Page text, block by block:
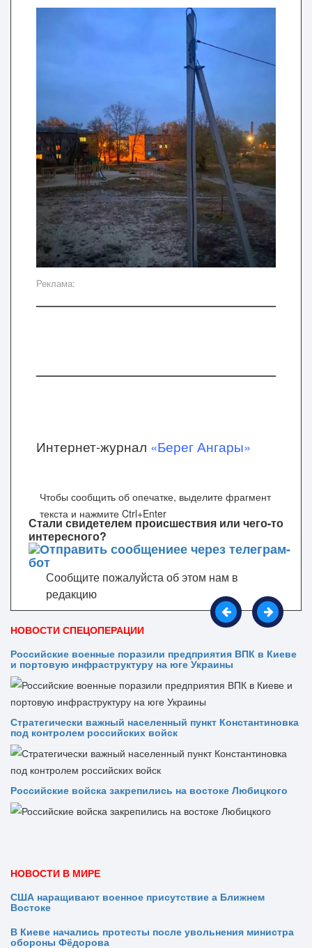
Реклама:
Интернет-журнал «Берег Ангары»
Стали свидетелем происшествия или чего-то
интересного?
Сообщите пожалуйста об этом нам в
редакцию
Чтобы сообщить об опечатке, выделите фрагмент
текста и нажмите Ctrl+Enter
НОВОСТИ СПЕЦОПЕРАЦИИ
Российские военные поразили предприятия ВПК в Киеве
и портовую инфраструктуру на юге Украины
Стратегически важный населенный пункт Константиновка
под контролем российских войск
Российские войска закрепились на востоке Любицкого
НОВОСТИ В МИРЕ
США наращивают военное присутствие а Ближнем
Востоке
В Киеве начались протесты после увольнения министра
обороны Фёдорова